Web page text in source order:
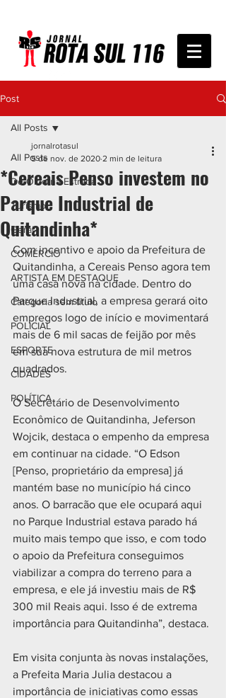
Post
All Posts
De Olho na Estrada
Turismo
Geral
COMÉRCIO
ARTISTA EM DESTAQUE
Categoria sem título
POLICIAL
ESPORTE
CIDADES
POLÍTICA
All Posts
*Cereais Penso investem no
Parque Industrial de
Quitandinha*
jornalrotasul
5 de nov. de 2020 2 min de leitura
Com incentivo e apoio da Prefeitura de
Quitandinha, a Cereais Penso agora tem
uma casa nova na cidade. Dentro do
Parque Industrial, a empresa gerará oito
empregos logo de início e movimentará
mais de 6 mil sacas de feijão por mês
em sua nova estrutura de mil metros
quadrados.
O Secretário de Desenvolvimento
Econômico de Quitandinha, Jeferson
Wojcik, destaca o empenho da empresa
em continuar na cidade. “O Edson
[Penso, proprietário da empresa] já
mantém base no município há cinco
anos. O barracão que ele ocupará aqui
no Parque Industrial estava parado há
muito mais tempo que isso, e com todo
o apoio da Prefeitura conseguimos
viabilizar a compra do terreno para a
empresa, e ele já investiu mais de R$
300 mil Reais aqui. Isso é de extrema
importância para Quitandinha”, destaca.
Em visita conjunta às novas instalações,
a Prefeita Maria Julia destacou a
importância de iniciativas como essas